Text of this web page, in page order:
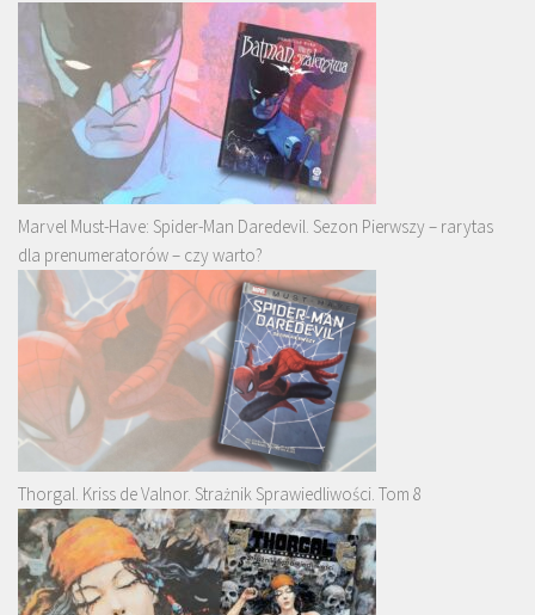
Marvel Must-Have: Spider-Man Daredevil. Sezon Pierwszy – rarytas
dla prenumeratorów – czy warto?
Thorgal. Kriss de Valnor. Strażnik Sprawiedliwości. Tom 8